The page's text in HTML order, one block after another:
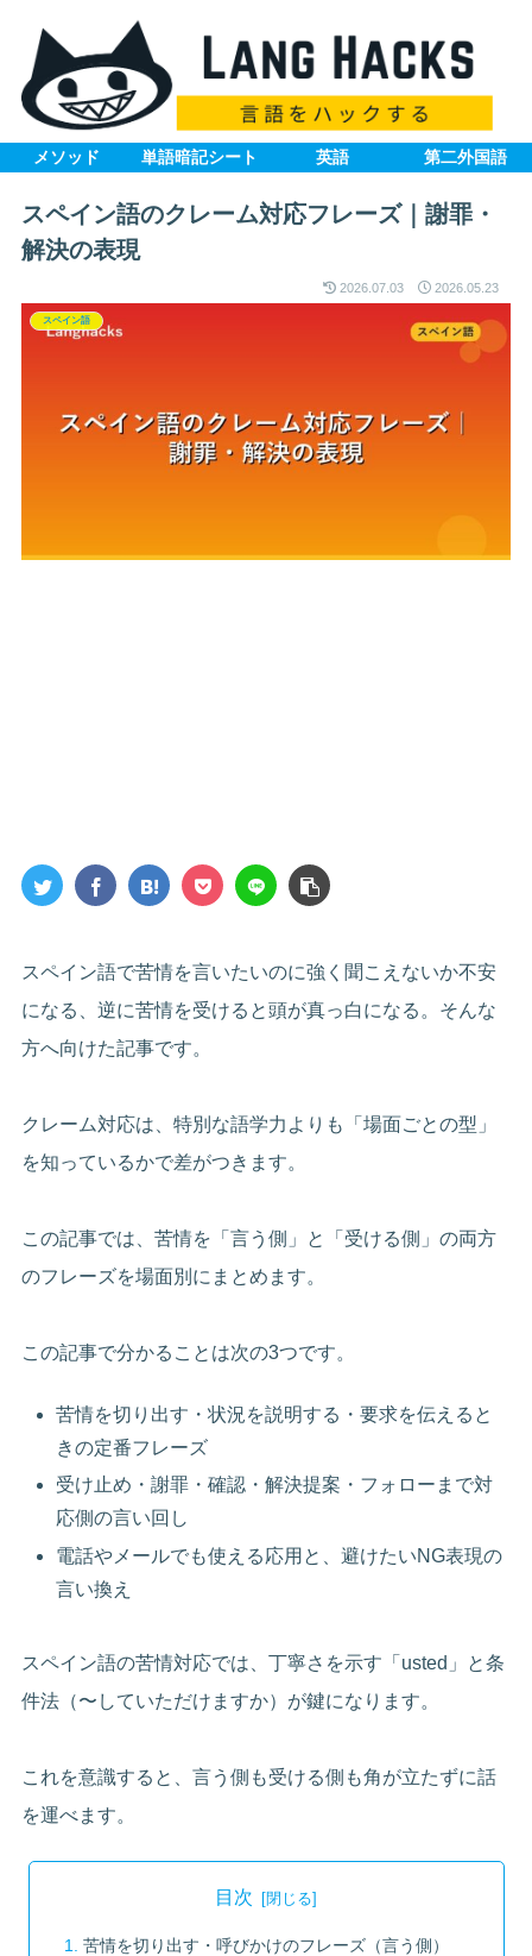
メソッド 単語暗記シート 英語 第二外国語
スペイン語のクレーム対応フレーズ｜謝罪・
解決の表現
2026.07.03 2026.05.23
スペイン語
スペイン語で苦情を言いたいのに強く聞こえないか不安
になる、逆に苦情を受けると頭が真っ白になる。そんな
方へ向けた記事です。
クレーム対応は、特別な語学力よりも「場面ごとの型」
を知っているかで差がつきます。
この記事では、苦情を「言う側」と「受ける側」の両方
のフレーズを場面別にまとめます。
この記事で分かることは次の3つです。
苦情を切り出す・状況を説明する・要求を伝えると
きの定番フレーズ
受け止め・謝罪・確認・解決提案・フォローまで対
応側の言い回し
電話やメールでも使える応用と、避けたいNG表現の
言い換え
スペイン語の苦情対応では、丁寧さを示す「usted」と条
件法（〜していただけますか）が鍵になります。
これを意識すると、言う側も受ける側も角が立たずに話
を運べます。
目次
苦情を切り出す・呼びかけのフレーズ（言う側）